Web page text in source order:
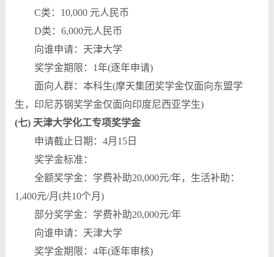
C类：10,000 元人民币
D类：6,000元人民币
向谁申请：天津大学
奖学金期限：1年(逐年申请)
面向人群：本科生(摩天集团奖学金仅面向东盟学
生，印尼苏钢奖学金仅面向印度尼西亚学生)
(七) 天津大学化工专项奖学金
申请截止日期：4月15日
奖学金标准：
全额奖学金：学费补助20,000元/年，生活补助：
1,400元/月(共10个月)
部分奖学金：学费补助20,000元/年
向谁申请：天津大学
奖学金期限：4年(逐年审核)